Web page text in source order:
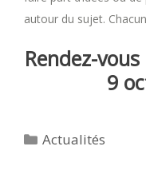
autour du sujet.
Rendez-
9
Catégories
Actualités